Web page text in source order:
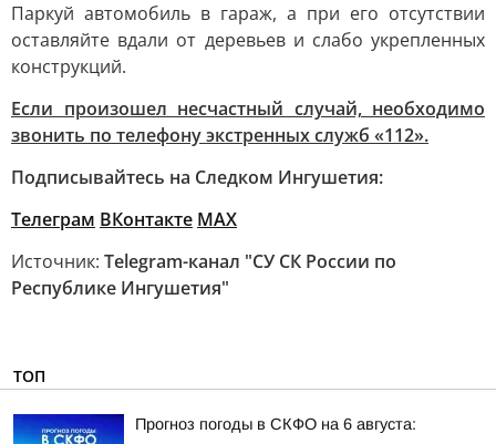
Паркуй автомобиль в гараж, а при его отсутствии
оставляйте вдали от деревьев и слабо укрепленных
конструкций.
Если произошел несчастный случай, необходимо
звонить по телефону экстренных служб «112».
Подписывайтесь на Следком Ингушетия:
Телеграм ВКонтакте МАХ
Источник: Telegram-канал "СУ СК России по
Республике Ингушетия"
ТОП
Прогноз погоды в СКФО на 6 августа: